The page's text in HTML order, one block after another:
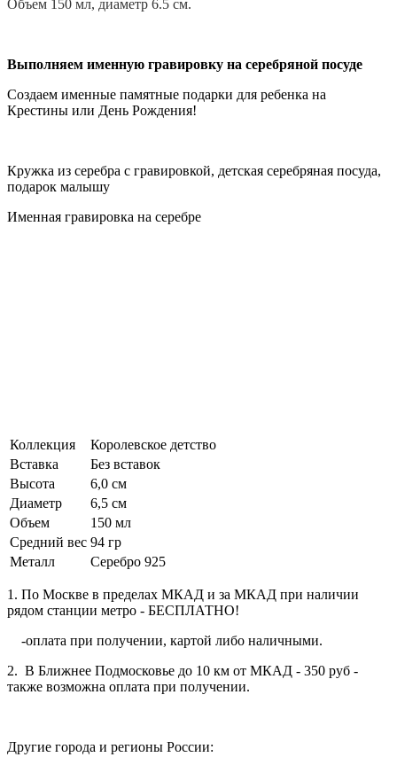
Объем 150 мл, диаметр 6.5 см.
Выполняем именную гравировку на серебряной посуде
Создаем именные памятные подарки для ребенка на
Крестины или День Рождения!
Кружка из серебра с гравировкой, детская серебряная посуда,
подарок малышу
Именная гравировка на серебре
Коллекция
Королевское детство
Вставка
Без вставок
Высота
6,0 см
Диаметр
6,5 см
Объем
150 мл
Средний вес 94 гр
Металл
Серебро 925
1. По Москве в пределах МКАД и за МКАД при наличии
рядом станции метро - БЕСПЛАТНО!
-оплата при получении, картой либо наличными.
2. В Ближнее Подмосковье до 10 км от МКАД - 350 руб -
также возможна оплата при получении.
Другие города и регионы России: